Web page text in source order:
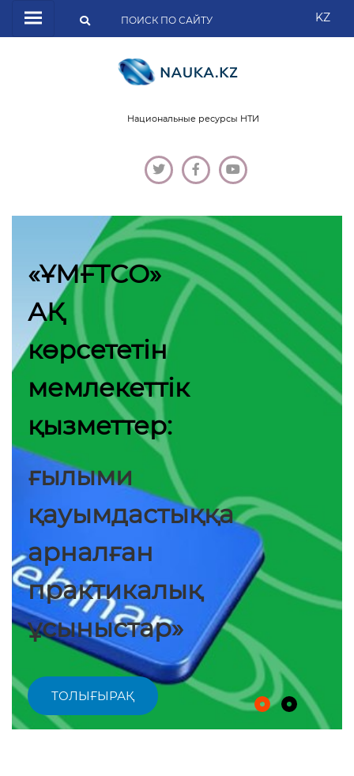
KZ
Национальные ресурсы НТИ
«ҰМҒТСО»
АҚ
көрсететін
мемлекеттік
қызметтер:
ғылыми
қауымдастыққа
арналған
практикалық
ұсыныстар»
ТОЛЫҒЫРАҚ